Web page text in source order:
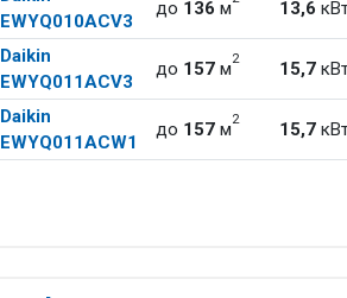
EWYQ010ACV3
до 136 м 13,6
Daikin
EWYQ011ACV3
до 157м2 15,7
Daikin
EWYQ011ACW1
до 157м2 15,7